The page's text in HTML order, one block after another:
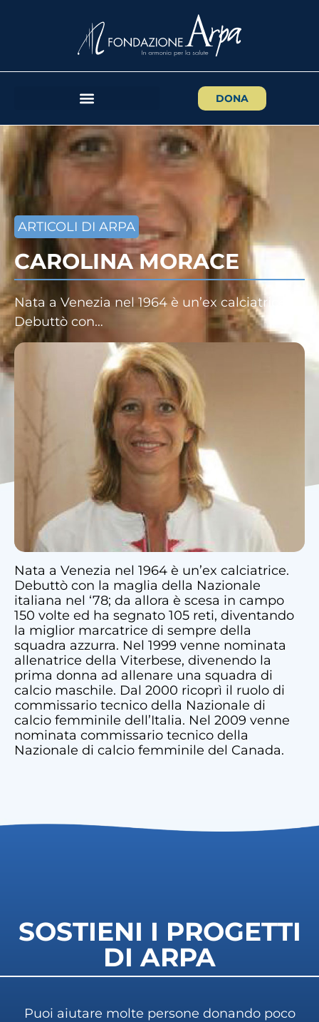
DONA
ARTICOLI DI ARPA
CAROLINA MORACE
Nata a Venezia nel 1964 è un’ex calciatrice.
Debuttò con…
Nata a Venezia nel 1964 è un’ex calciatrice.
Debuttò con la maglia della Nazionale
italiana nel ‘78; da allora è scesa in campo
150 volte ed ha segnato 105 reti, diventando
la miglior marcatrice di sempre della
squadra azzurra. Nel 1999 venne nominata
allenatrice della Viterbese, divenendo la
prima donna ad allenare una squadra di
calcio maschile. Dal 2000 ricoprì il ruolo di
commissario tecnico della Nazionale di
calcio femminile dell’Italia. Nel 2009 venne
nominata commissario tecnico della
Nazionale di calcio femminile del Canada.
SOSTIENI I PROGETTI
DI ARPA
Puoi aiutare molte persone donando poco